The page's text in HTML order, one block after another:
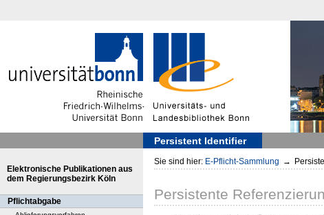
Persistent Identifier
Elektronische Publikationen aus
dem Regierungsbezirk Köln
Pflichtabgabe
Sie sind hier: E-Pflicht-Sammlung →
Persistente